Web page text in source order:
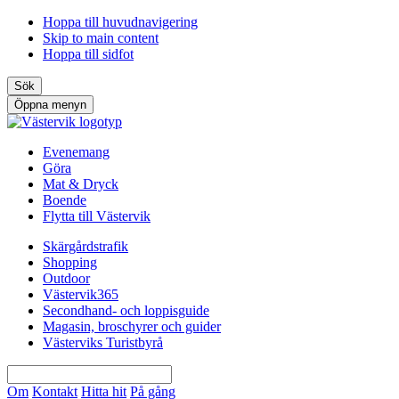
Hoppa till huvudnavigering
Skip to main content
Hoppa till sidfot
Sök
Öppna menyn
Evenemang
Göra
Mat & Dryck
Boende
Flytta till Västervik
Skärgårdstrafik
Shopping
Outdoor
Västervik365
Secondhand- och loppisguide
Magasin, broschyrer och guider
Västerviks Turistbyrå
Om Kontakt Hitta hit På gång